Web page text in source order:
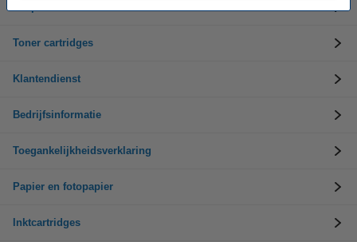
Toner cartridges
Klantendienst
Bedrijfsinformatie
Toegankelijkheidsverklaring
Papier en fotopapier
Inktcartridges